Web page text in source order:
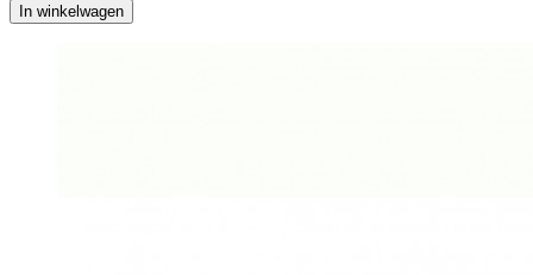
In winkelwagen